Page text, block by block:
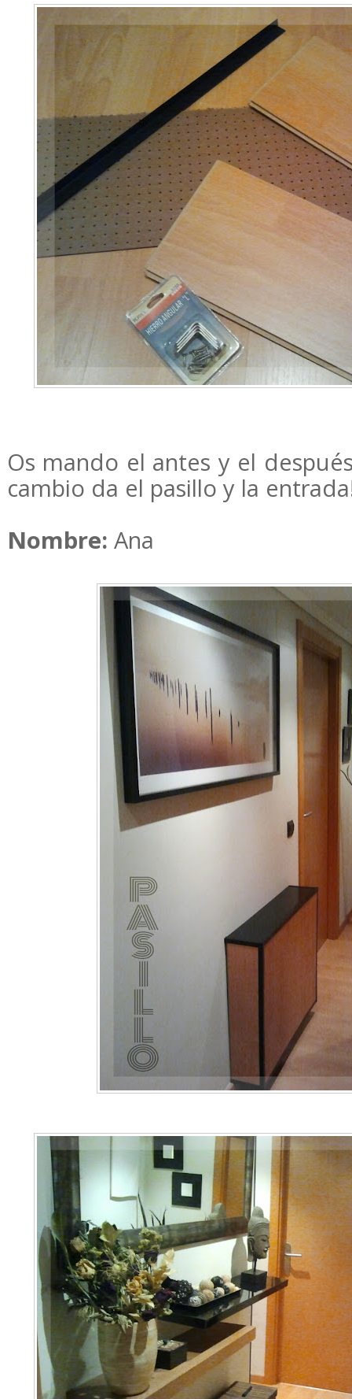
Os mando el antes y el
cambio da el pasillo y la
Nombre: Ana